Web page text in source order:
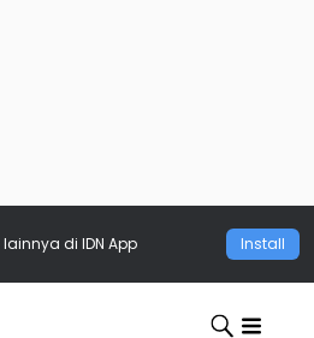
lainnya di IDN App Install